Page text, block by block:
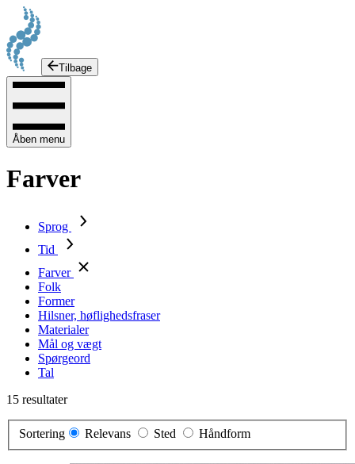
Tilbage
Åben menu
Farver
Sprog
Tid
Farver
Folk
Former
Hilsner, høflighedsfraser
Materialer
Mål og vægt
Spørgeord
Tal
15 resultater
Sortering Relevans Sted Håndform